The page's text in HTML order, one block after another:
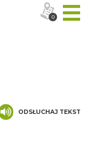
ODSŁUCHAJ TEKST
0